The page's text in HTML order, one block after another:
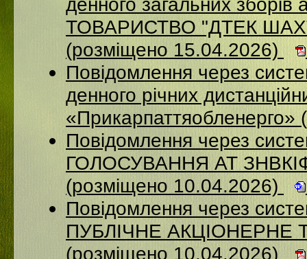
ТОВАРИСТВО "ДТЕК
(розміщено 15.04.2026)
Повідомлення через
денного річних
Повідомлення через
ГОЛОСУВАННЯ АТ
(розміщено 10.04.2026)
Повідомлення через
ПУБЛІЧНЕ
(розміщено 10.04.2026)